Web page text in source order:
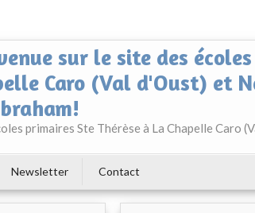
sur le site des
Caro (Val d'Oust) et
primaires Ste Thérèse à La Chapelle Caro
Newsletter Contact